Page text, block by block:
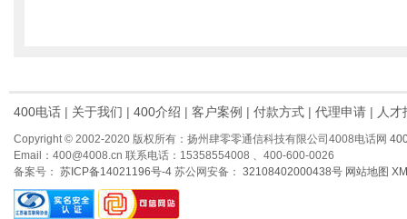
400电话 | 关于我们 | 400介绍 | 客户案例 | 付款方式 | 代理申请 | 人才
Copyright © 2002-2020 版权所有：扬州肆零零通信科技有限公司4008电话网
Email：400@4008.cn 联系电话：15358554008 、400-600-0026
备案号： 苏ICP备14021196号-4 苏公网安备： 32108402000438号 网站地图